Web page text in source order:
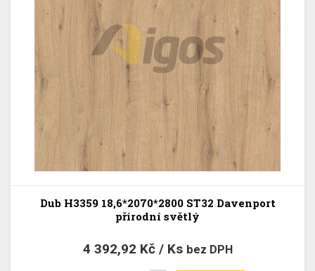
Dub H3359 18,6*2070*2800 ST32 Davenport
přírodní světlý
4 392,92 Kč / Ks bez DPH